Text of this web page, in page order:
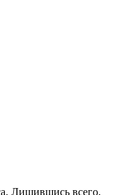
Лишившись всего,